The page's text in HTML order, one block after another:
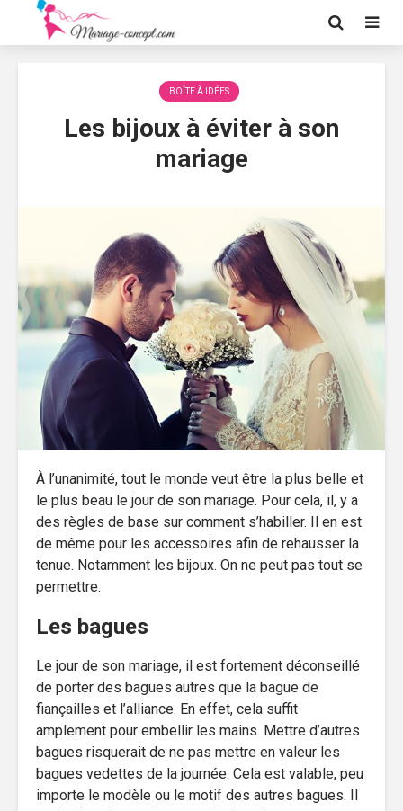
BOÎTE À IDÉES
Les bijoux à éviter à son
mariage
À l’unanimité, tout le monde veut être la plus belle et
le plus beau le jour de son mariage. Pour cela, il, y a
des règles de base sur comment s’habiller. Il en est
de même pour les accessoires afin de rehausser la
tenue. Notamment les bijoux. On ne peut pas tout se
permettre.
Les bagues
Le jour de son mariage, il est fortement déconseillé
de porter des bagues autres que la bague de
fiançailles et l’alliance. En effet, cela suffit
amplement pour embellir les mains. Mettre d’autres
bagues risquerait de ne pas mettre en valeur les
bagues vedettes de la journée. Cela est valable, peu
importe le modèle ou le motif des autres bagues. Il